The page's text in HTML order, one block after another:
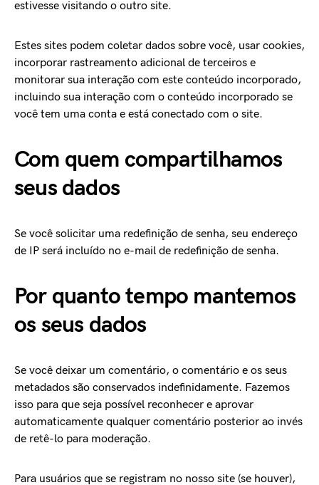
estivesse visitando o outro site.
Estes sites podem coletar dados sobre você, usar cookies,
incorporar rastreamento adicional de terceiros e
monitorar sua interação com este conteúdo incorporado,
incluindo sua interação com o conteúdo incorporado se
você tem uma conta e está conectado com o site.
Com quem compartilhamos
seus dados
Se você solicitar uma redefinição de senha, seu endereço
de IP será incluído no e-mail de redefinição de senha.
Por quanto tempo mantemos
os seus dados
Se você deixar um comentário, o comentário e os seus
metadados são conservados indefinidamente. Fazemos
isso para que seja possível reconhecer e aprovar
automaticamente qualquer comentário posterior ao invés
de retê-lo para moderação.
Para usuários que se registram no nosso site (se houver),